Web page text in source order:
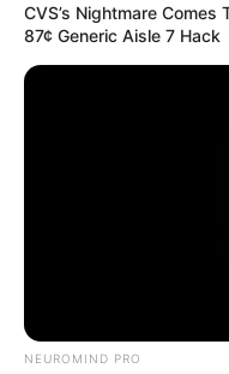
CVS’s Nightmare Comes
87¢ Generic Aisle 7 Hack
NEUROMIND PRO